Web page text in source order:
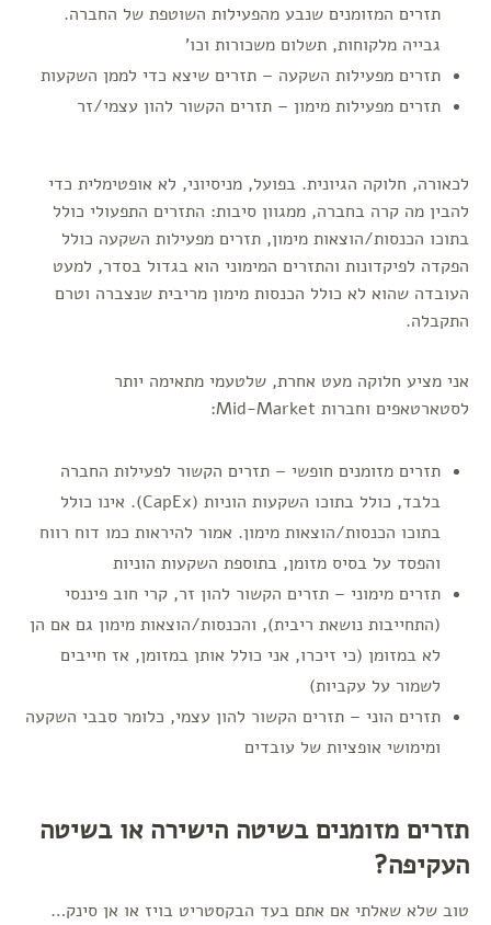
תזרים המזומנים שנבע מהפעילות השוטפת של החברה.
גבייה מלקוחות, תשלום משכורות וכו'
תזרים מפעילות השקעה – תזרים שיצא כדי לממן השקעות
תזרים מפעילות מימון – תזרים הקשור להון עצמי/זר
לכאורה, חלוקה הגיונית. בפועל, מניסיוני, לא אופטימלית כדי
להבין מה קרה בחברה, ממגוון סיבות: התזרים התפעולי כולל
בתוכו הכנסות/הוצאות מימון, תזרים מפעילות השקעה כולל
הפקדה לפיקדונות והתזרים המימוני הוא בגדול בסדר, למעט
העובדה שהוא לא כולל הכנסות מימון מריבית שנצברה וטרם
התקבלה.
אני מציע חלוקה מעט אחרת, שלטעמי מתאימה יותר
לסטארטאפים וחברות Mid-Market:
תזרים מזומנים חופשי – תזרים הקשור לפעילות החברה
בלבד, כולל בתוכו השקעות הוניות (CapEx). אינו כולל
בתוכו הכנסות/הוצאות מימון. אמור להיראות כמו דוח רווח
והפסד על בסיס מזומן, בתוספת השקעות הוניות
תזרים מימוני – תזרים הקשור להון זר, קרי חוב פיננסי
(התחייבות נושאת ריבית), והכנסות/הוצאות מימון גם אם הן
לא במזומן (כי זיכרו, אני כולל אותן במזומן, אז חייבים
לשמור על עקביות)
תזרים הוני – תזרים הקשור להון עצמי, כלומר סבבי השקעה
ומימושי אופציות של עובדים
תזרים מזומנים בשיטה הישירה או בשיטה
העקיפה?
טוב שלא שאלתי אם אתם בעד הבקסטריט בויז או אן סינק…